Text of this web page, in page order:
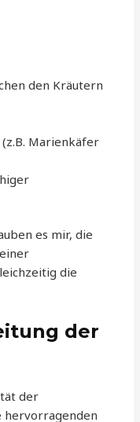
den Kräutern
Marienkäfer
es mir, die
die
der
der